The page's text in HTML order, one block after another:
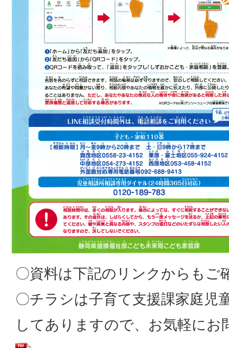
〇資料は下記のリンクからもご
〇チラシは子育て支援課家庭児
してありますので、お気軽にお